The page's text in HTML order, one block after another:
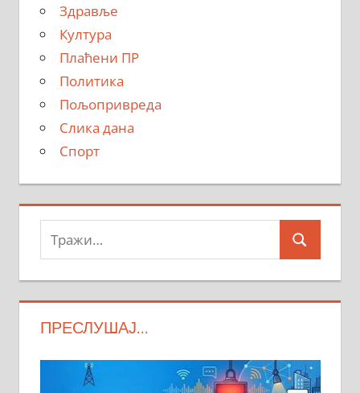
Здравље
Култура
Плаћени ПР
Политика
Пољопривреда
Слика дана
Спорт
Тражи:
Search
ПРЕСЛУШАЈ…